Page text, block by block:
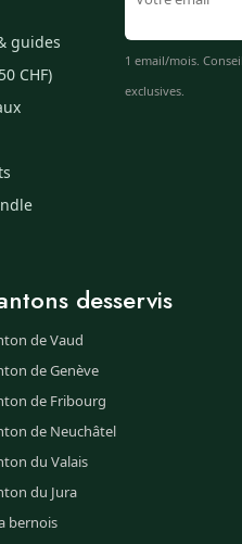
guides
CHF)
1 email/mois.
exclusives.
desservis
de Vaud
de Genève
de Fribourg
de Neuchâtel
du Valais
du Jura
bernois